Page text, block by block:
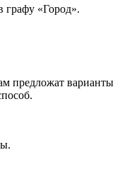
графу «Город».
предложат варианты